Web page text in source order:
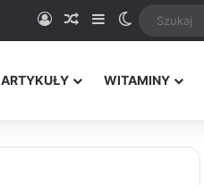
Logowanie
Random Article
SidebarSwitch skin
ARTYKUŁY WITAMINY